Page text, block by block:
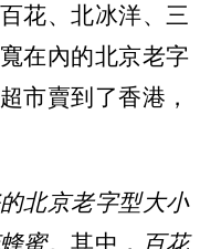
花、北冰洋、三
在內的北京老字
市賣到了香港，
北京老字型大小
蜜。其中，
百花